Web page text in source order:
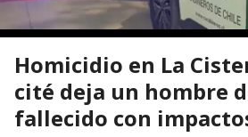
Homicidio en La
cité deja un hombre
fallecido con